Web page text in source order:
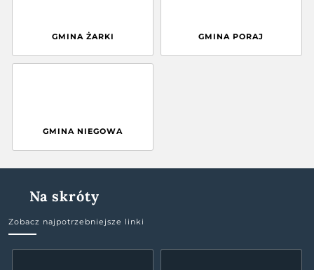
GMINA ŻARKI GMINA PORAJ
GMINA NIEGOWA
Na skróty
Zobacz najpotrzebniejsze linki